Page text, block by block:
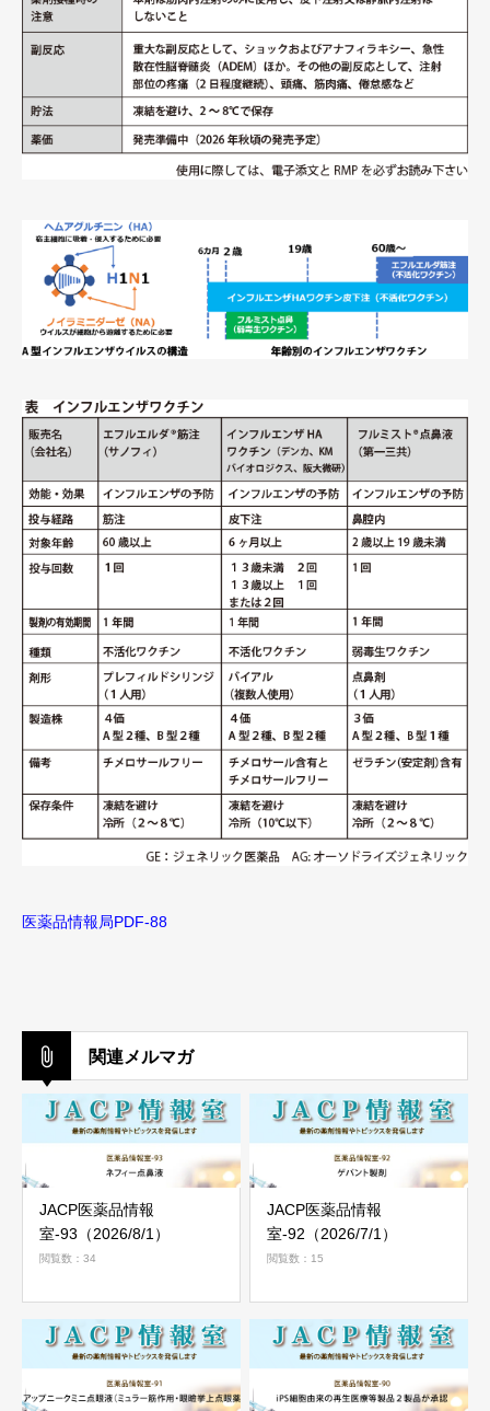
医薬品情報局PDF-88
関連メルマガ
JACP医薬品情報
室-93（2026/8/1）
閲覧数：34
JACP医薬品情報
室-92（2026/7/1）
閲覧数：15